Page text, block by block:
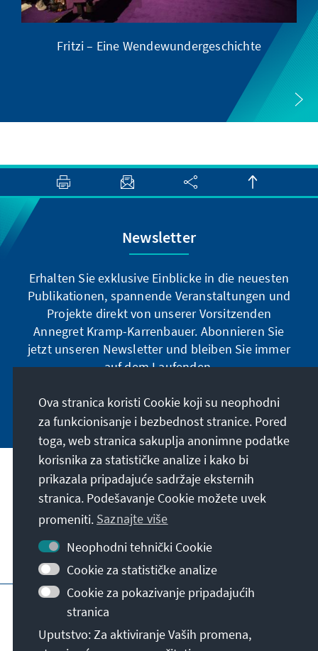
Fritzi – Eine Wendewundergeschichte
Newsletter
Erhalten Sie exklusive Einblicke in die neuesten
Publikationen, spannende Veranstaltungen und
Projekte direkt von unserer Vorsitzenden
Annegret Kramp-Karrenbauer. Abonnieren Sie
jetzt unseren Newsletter und bleiben Sie immer
auf dem Laufenden.
Jetzt abonnieren
Naša misija
Kontakt
Ostalo u ponudi naše fondacije
Impresum Zaštita podataka
Uslovi korišćenja
Erklärung zur Barrierefreiheit
Mapa stranice
Ova stranica koristi Cookie koji su neophodni
za funkcionisanje i bezbednost stranice. Pored
toga, web stranica sakuplja anonimne podatke
korisnika za statističke analize i kako bi
prikazala pripadajuće sadržaje eksternih
stranica. Podešavanje Cookie možete uvek
promeniti. Saznajte više
Neophodni tehnički Cookie
Cookie za statističke analize
Cookie za pokazivanje pripadajućih
stranica
Uputstvo: Za aktiviranje Vaših promena,